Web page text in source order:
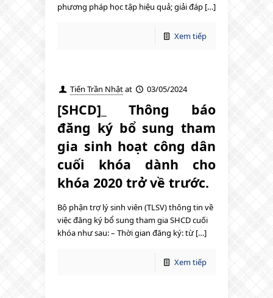
phương pháp học tập hiệu quả; giải đáp […]
Xem tiếp
Tiến Trần Nhậtat 03/05/2024
[SHCD]_ Thông báo
đăng ký bổ sung tham
gia sinh hoạt công dân
cuối khóa dành cho
khóa 2020 trở về trước.
Bộ phận trợ lý sinh viên (TLSV) thông tin về
việc đăng ký bổ sung tham gia SHCD cuối
khóa như sau: – Thời gian đăng ký: từ […]
Xem tiếp